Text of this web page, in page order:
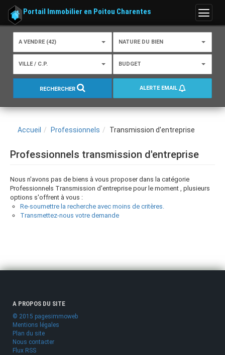
Menu
Portail Immobilier en Poitou Charentes
A VENDRE (42) NATURE DU BIEN
VILLE / C.P. BUDGET
RECHERCHER ALERTE EMAIL
Accueil Professionnels Transmission d'entreprise
Professionnels transmission d'entreprise
Nous n'avons pas de biens à vous proposer dans la catégorie
Professionnels Transmission d'entreprise pour le moment , plusieurs
options s'offrent à vous :
Re-soumettre la recherche avec moins de critères.
Transmettez-nous votre demande
A PROPOS DU SITE
© 2015 pagesimmoweb
Mentions légales
Plan du site
Nous contacter
Flux RSS